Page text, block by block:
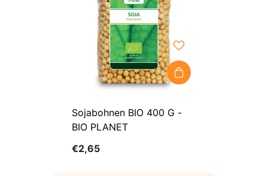
Sojabohnen BIO 400 G -
BIO PLANET
€2,65